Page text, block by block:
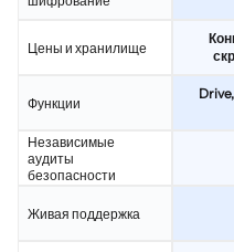
Цены и хранилище
Функции
Независимые
аудиты
безопасности
Живая поддержка